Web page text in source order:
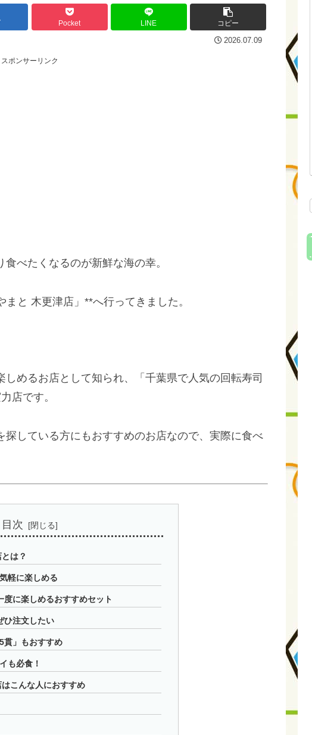
Pocket LINE コピー
2026.07.09
スポンサーリンク
べたくなるのが新鮮な海の幸。
と 木更津店」**へ行ってきました。
めるお店として知られ、「千葉県で人気の回転寿司
店です。
している方にもおすすめのお店なので、実際に食べ
目次
は？
軽に楽しめる
に楽しめるおすすめセット
ひ注文したい
貫」もおすすめ
も必食！
こんな人におすすめ